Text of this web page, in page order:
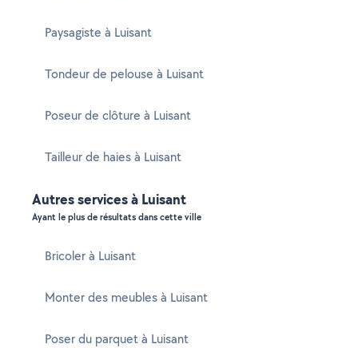
Paysagiste à Luisant
Tondeur de pelouse à Luisant
Poseur de clôture à Luisant
Tailleur de haies à Luisant
Autres services à Luisant
Ayant le plus de résultats dans cette ville
Bricoler à Luisant
Monter des meubles à Luisant
Poser du parquet à Luisant